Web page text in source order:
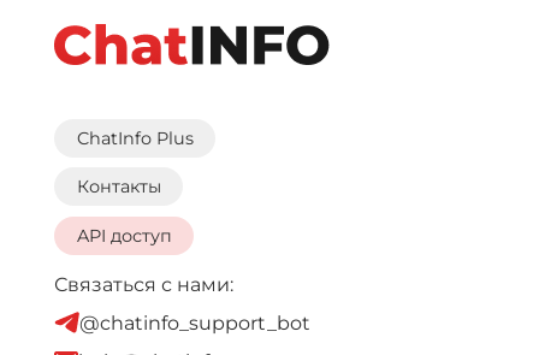
ChatInfo Plus
Контакты
API доступ
Связаться с нами:
@chatinfo_support_bot